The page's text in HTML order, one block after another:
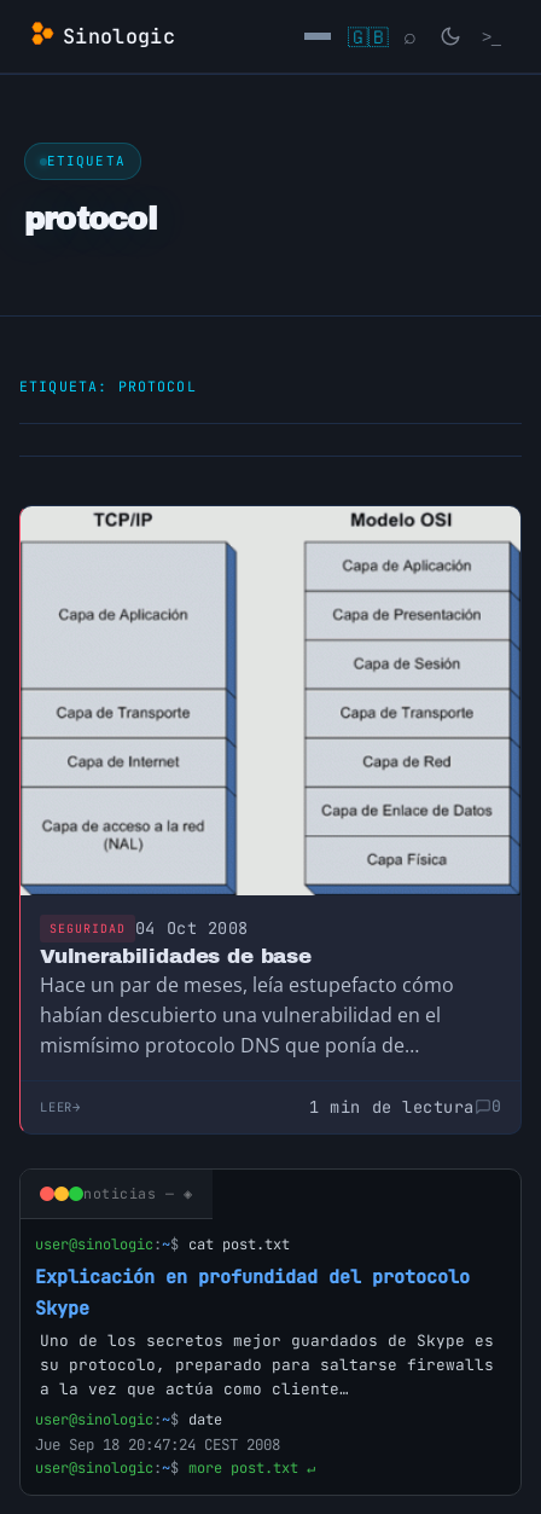
Saltar
contenido
Sinologic 🇬🇧 ⌕ >_
ETIQUETA
protocol
ETIQUETA: PROTOCOL
SEGURIDAD 04 Oct 2008
Vulnerabilidades de base
Hace un par de meses, leía estupefacto cómo
habían descubierto una vulnerabilidad en el
mismísimo protocolo DNS que ponía de
LEER 1 min de lectura 0
noticias — ◈
user@sinologic:~$ cat post.txt
Explicación en profundidad del protocolo
Skype
Uno de los secretos mejor guardados de Skype es
su protocolo, preparado para saltarse firewalls
a la vez que actúa como cliente…
user@sinologic:~$ date
Jue Sep 18 20:47:24 CEST 2008
user@sinologic:~$ more post.txt ↵